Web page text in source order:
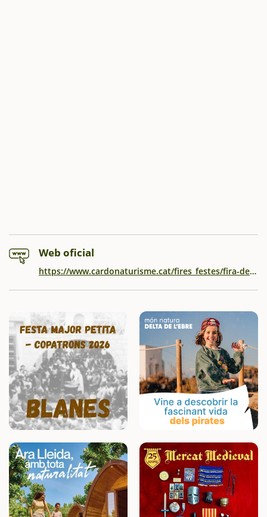
Web oficial
https://www.cardonaturisme.cat/fires_festes/fira-de-la-llenega/